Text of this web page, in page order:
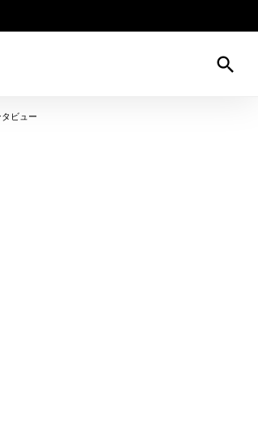
search
ビュー